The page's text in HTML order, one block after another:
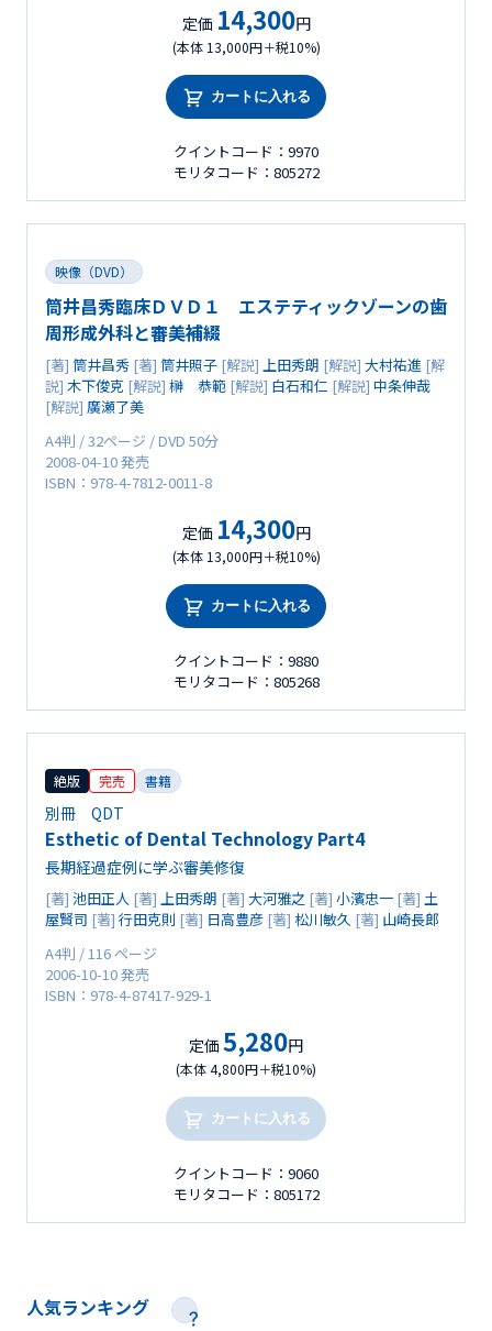
定価 14,300円
(本体 13,000円＋税10%)
カートに入れる
クイントコード：9970
モリタコード：805272
映像（DVD）
筒井昌秀臨床ＤＶＤ１ エステティックゾーンの歯
周形成外科と審美補綴
[著] 筒井昌秀 [著] 筒井照子 [解説] 上田秀朗 [解説] 大村祐進 [解
説] 木下俊克 [解説] 榊 恭範 [解説] 白石和仁 [解説] 中条伸哉
[解説] 廣瀬了美
A4判 / 32ページ / DVD 50分
2008-04-10 発売
ISBN：978-4-7812-0011-8
定価 14,300円
(本体 13,000円＋税10%)
カートに入れる
クイントコード：9880
モリタコード：805268
絶版 完売 書籍
別冊 QDT
Esthetic of Dental Technology Part4
長期経過症例に学ぶ審美修復
[著] 池田正人 [著] 上田秀朗 [著] 大河雅之 [著] 小濱忠一 [著] 土
屋賢司 [著] 行田克則 [著] 日高豊彦 [著] 松川敏久 [著] 山崎長郎
A4判 / 116 ページ
2006-10-10 発売
ISBN：978-4-87417-929-1
定価 5,280円
(本体 4,800円＋税10%)
カートに入れる
クイントコード：9060
モリタコード：805172
人気ランキング